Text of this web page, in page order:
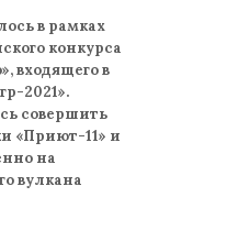
в рамках
конкурса
входящего в
2021».
совершить
«Приют-11» и
на
вулкана